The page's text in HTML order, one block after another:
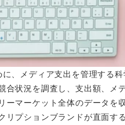
、メディア支出を管理する
合状況を調査し、支出額、メ
ーマーケット全体のデータを
リプションブランドが直面す